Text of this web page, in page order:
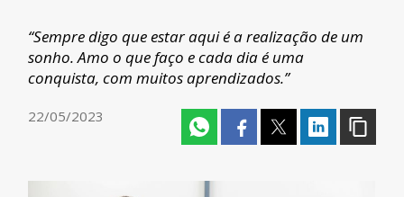
“Sempre digo que estar aqui é a realização de um
sonho. Amo o que faço e cada dia é uma
conquista, com muitos aprendizados.”
22/05/2023